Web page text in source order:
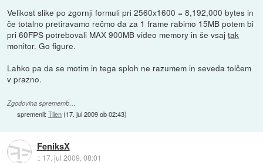
Velikost slike po zgornji formuli pri 2560x1600 = 8,192,000 bytes in
če totalno pretiravamo rečmo da za 1 frame rabimo 15MB potem bi
pri 60FPS potrebovali MAX 900MB video memory in še vsajtak
monitor. Go figure.
Lahko pa da se motim in tega sploh ne razumem in seveda tolčem
v prazno.
Zgodovina sprememb…
spremenil:Tilen(17. jul 2009 ob 02:43)
FeniksX
:: 17. jul 2009, 08:01